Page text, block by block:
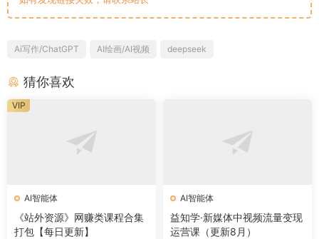
Ai写作/ChatGPT AI绘画/AI视频 deepseek
猜你喜欢
AI智能体
《站外资源》网赚类课程合集
打包【每日更新】
VIP
AI智能体
益知学·新媒体中视频流量变现
运营课（更新8月）